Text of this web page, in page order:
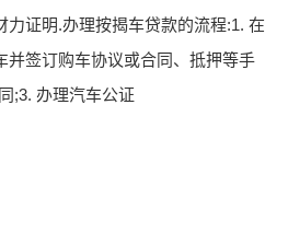
力证明.办理按揭车贷款的流程:1. 在
并签订购车协议或合同、抵押等手
;3. 办理汽车公证